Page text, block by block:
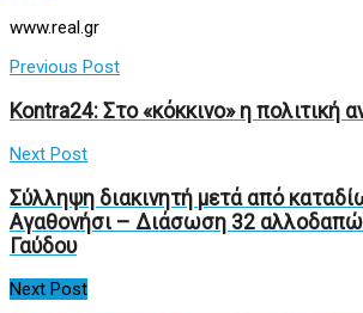
www.real.gr
Previous Post
Kontra24: Στο «κόκκινο» η πολιτική
Next Post
Σύλληψη διακινητή μετά από
Αγαθονήσι – Διάσωση 32
Γαύδου
Next Post